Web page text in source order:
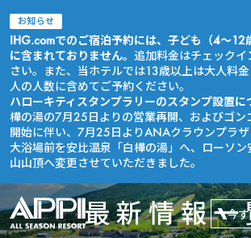
お知らせ
IHG.comでのご宿泊予約には、子ども（4～12
に含まれておりません。 追加料金はチェック
さい。また、当ホテルでは13歳以上は大人料
人の人数に含めてご予約ください。
ハローキティスタンプラリーのスタンプ設置に
樺の湯の7月25日よりの営業再開、およびゴン
開始に伴い、7月25日よりANAクラウンプラ
大浴場前を安比温泉「白樺の湯」へ、ローソ
山山頂へ変更させていただきました。
今
最新情報